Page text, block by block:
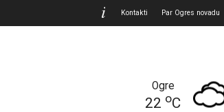
Kontakti Par Ogres novadu
Ogre
22 oC